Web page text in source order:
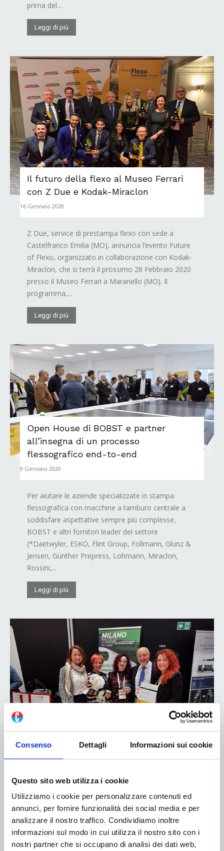
Consenso Dettagli Informazioni sui cookie
Questo sito web utilizza i cookie
Utilizziamo i cookie per personalizzare contenuti ed
annunci, per fornire funzionalità dei social media e per
analizzare il nostro traffico. Condividiamo inoltre
informazioni sul modo in cui utilizza il nostro sito con i
nostri partner che si occupano di analisi dei dati web,
prima del...
Leggi di più
Il futuro della flexo al Museo Ferrari
con Z Due e Kodak-Miraclon
16 Gennaio 2020
Z Due, service di prestampa flexo con sede a
Castelfranco Emilia (MO), annuncia l’evento Future
of Flexo, organizzato in collaborazione con Kodak-
Miraclon, che si terrà il prossimo 28 Febbraio 2020
presso il Museo Ferrari a Maranello (MO). Il
programma,...
Leggi di più
Open House di BOBST e partner
all’insegna di un processo
flessografico end-to-end
9 Gennaio 2020
Per aiutare le aziende specializzate in stampa
flessografica con macchine a tamburo centrale a
soddisfare aspettative sempre più complesse,
BOBST e altri fornitori leader del settore
(*Daetwyler, ESKO, Flint Group, Follmann, Glunz &
Jensen, Günther Prepress, Lohmann, Miraclon,
Rossini,...
Leggi di più
Mavigrafica ottiene la certificazione
La certificazione FLEXCEL NX è una conferma
ufficiale della capacità dell’azienda di produrre lastre
di alta qualità costante e conformi ai rigorosi
standard di produzione definiti da Miraclon. Tra i
primi clienti ad adottare KODAK FLEXCEL NX e